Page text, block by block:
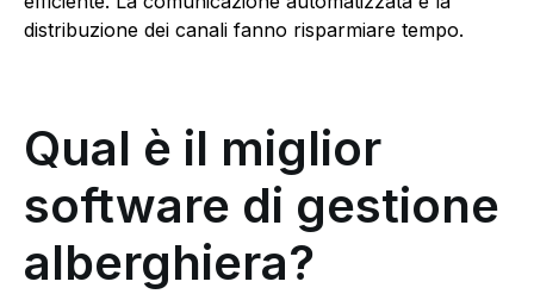
distribuzione dei canali fanno risparmiare tempo.
Qual è il miglior
software di gestione
alberghiera?